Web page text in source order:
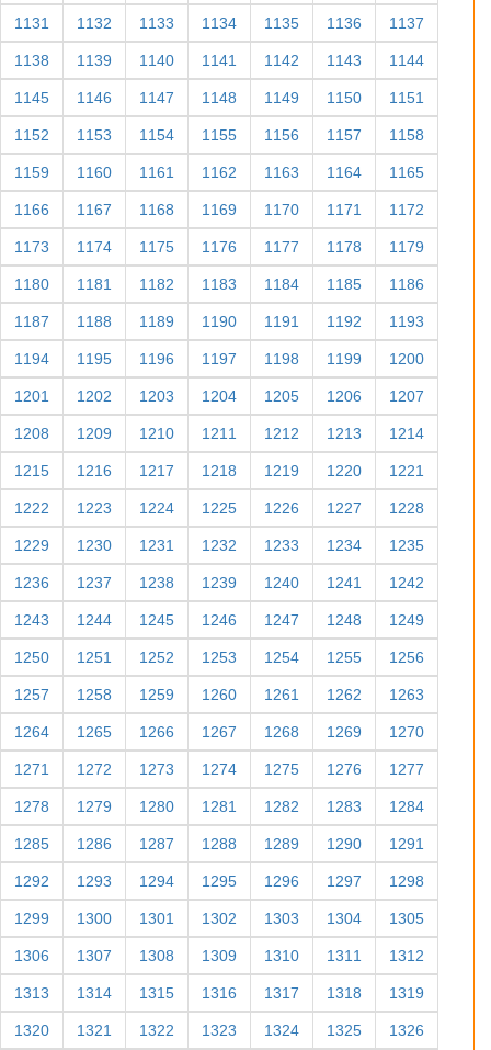
1131 1132 1133 1134 1135 1136 1137
1138 1139 1140 1141 1142 1143 1144
1145 1146 1147 1148 1149 1150 1151
1152 1153 1154 1155 1156 1157 1158
1159 1160 1161 1162 1163 1164 1165
1166 1167 1168 1169 1170 1171 1172
1173 1174 1175 1176 1177 1178 1179
1180 1181 1182 1183 1184 1185 1186
1187 1188 1189 1190 1191 1192 1193
1194 1195 1196 1197 1198 1199 1200
1201 1202 1203 1204 1205 1206 1207
1208 1209 1210 1211 1212 1213 1214
1215 1216 1217 1218 1219 1220 1221
1222 1223 1224 1225 1226 1227 1228
1229 1230 1231 1232 1233 1234 1235
1236 1237 1238 1239 1240 1241 1242
1243 1244 1245 1246 1247 1248 1249
1250 1251 1252 1253 1254 1255 1256
1257 1258 1259 1260 1261 1262 1263
1264 1265 1266 1267 1268 1269 1270
1271 1272 1273 1274 1275 1276 1277
1278 1279 1280 1281 1282 1283 1284
1285 1286 1287 1288 1289 1290 1291
1292 1293 1294 1295 1296 1297 1298
1299 1300 1301 1302 1303 1304 1305
1306 1307 1308 1309 1310 1311 1312
1313 1314 1315 1316 1317 1318 1319
1320 1321 1322 1323 1324 1325 1326